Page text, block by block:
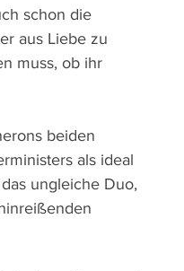
schon die
aus Liebe zu
muss, ob ihr
beiden
als ideal
ungleiche Duo,